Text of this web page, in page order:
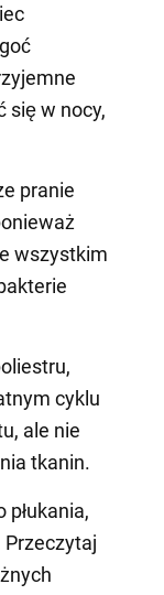
się w nocy,
pranie
wszystkim
cyklu
ale nie
tkanin.
płukania,
Przeczytaj